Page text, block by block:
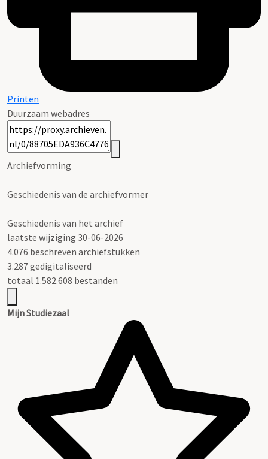
Printen
Duurzaam webadres
Archiefvorming
Geschiedenis van de archiefvormer
Geschiedenis van het archief
laatste wijziging 30-06-2026
4.076 beschreven archiefstukken
3.287 gedigitaliseerd
totaal 1.582.608 bestanden
Mijn Studiezaal